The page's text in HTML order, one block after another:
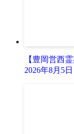
【豊岡営西
2026年8月5日